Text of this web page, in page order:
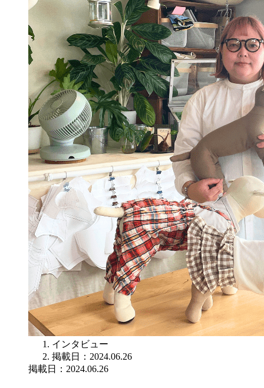
インタビュー
掲載日：2024.06.26
掲載日：2024.06.26